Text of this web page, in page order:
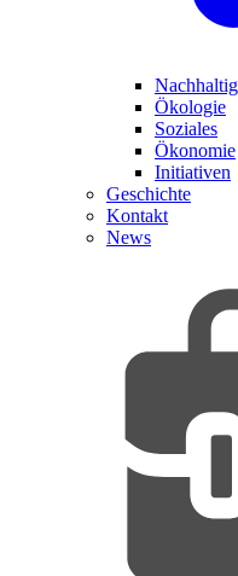
Ökologie
Soziales
Ökonomie
Initiativen
Geschichte
Kontakt
News